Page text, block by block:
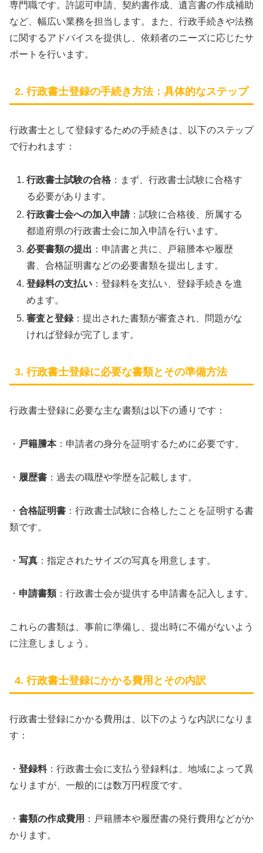
専門職です。許認可申請、契約書作成、遺言書の作成補助
など、幅広い業務を担当します。また、行政手続きや法務
に関するアドバイスを提供し、依頼者のニーズに応じたサ
ポートを行います。
2. 行政書士登録の手続き方法：具体的なステップ
行政書士として登録するための手続きは、以下のステップ
で行われます：
行政書士試験の合格 ：まず、行政書士試験に合格す
る必要があります。
行政書士会への加入申請：試験に合格後、所属する
都道府県の行政書士会に加入申請を行います。
必要書類の提出 ：申請書と共に、戸籍謄本や履歴
書、合格証明書などの必要書類を提出します。
登録料の支払い ：登録料を支払い、登録手続きを進
めます。
審査と登録 ：提出された書類が審査され、問題がな
ければ登録が完了します。
3. 行政書士登録に必要な書類とその準備方法
行政書士登録に必要な主な書類は以下の通りです：
・ 戸籍謄本：申請者の身分を証明するために必要です。
・ 履歴書 ：過去の職歴や学歴を記載します。
・ 合格証明書 ：行政書士試験に合格したことを証明する書
類です。
・ 写真 ：指定されたサイズの写真を用意します。
・ 申請書類：行政書士会が提供する申請書を記入します。
これらの書類は、事前に準備し、提出時に不備がないよう
に注意しましょう。
4. 行政書士登録にかかる費用とその内訳
行政書士登録にかかる費用は、以下のような内訳になりま
す：
・ 登録料：行政書士会に支払う登録料は、地域によって異
なりますが、一般的には数万円程度です。
・ 書類の作成費用 ：戸籍謄本や履歴書の発行費用などがか
かります。